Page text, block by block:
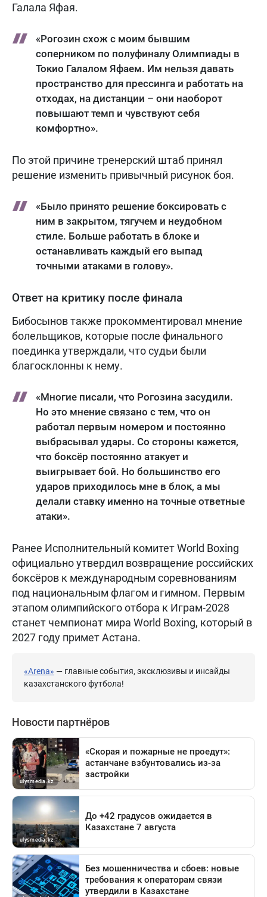
Галала Яфая.
«Рогозин схож с моим бывшим
соперником по полуфиналу Олимпиады в
Токио Галалом Яфаем. Им нельзя давать
пространство для прессинга и работать на
отходах, на дистанции – они наоборот
повышают темп и чувствуют себя
комфортно».
По этой причине тренерский штаб принял
решение изменить привычный рисунок боя.
«Было принято решение боксировать с
ним в закрытом, тягучем и неудобном
стиле. Больше работать в блоке и
останавливать каждый его выпад
точными атаками в голову».
Ответ на критику после финала
Бибосынов также прокомментировал мнение
болельщиков, которые после финального
поединка утверждали, что судьи были
благосклонны к нему.
«Многие писали, что Рогозина засудили.
Но это мнение связано с тем, что он
работал первым номером и постоянно
выбрасывал удары. Со стороны кажется,
что боксёр постоянно атакует и
выигрывает бой. Но большинство его
ударов приходилось мне в блок, а мы
делали ставку именно на точные ответные
атаки».
Ранее Исполнительный комитет World Boxing
официально утвердил возвращение российских
боксёров к международным соревнованиям
под национальным флагом и гимном. Первым
этапом олимпийского отбора к Играм-2028
станет чемпионат мира World Boxing, который в
2027 году примет Астана.
«Arena» — главные события, эксклюзивы и инсайды
казахстанского футбола!